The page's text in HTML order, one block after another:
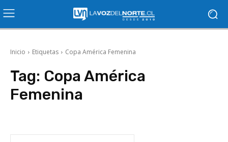
Inicio Etiquetas Copa América Femenina
Tag: Copa América
Femenina